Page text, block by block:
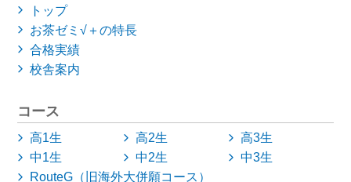
トップ
お茶ゼミ√＋の特長
合格実績
校舎案内
コース
高1生 高2生
高3生
中1生
中2生
中3生
RouteG（旧海外大併願コース）